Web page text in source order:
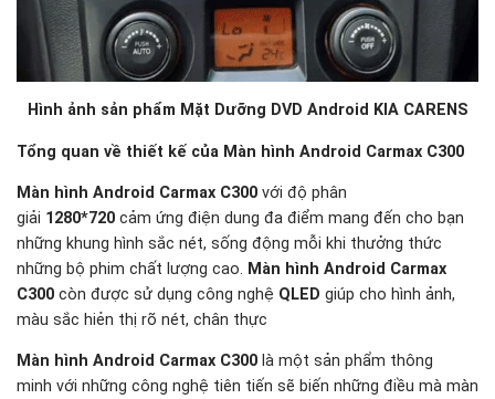
Hình ảnh sản phẩm Mặt Dưỡng DVD Android KIA CARENS
Tổng quan về thiết kế của Màn hình Android Carmax C300
Màn hình Android Carmax C300 với độ phân
giải 1280*720 cảm ứng điện dung đa điểm mang đến cho bạn
những khung hình sắc nét, sống động mỗi khi thưởng thức
những bộ phim chất lượng cao. Màn hình Android Carmax
C300 còn được sử dụng công nghệ QLED giúp cho hình ảnh,
màu sắc hiẻn thị rõ nét, chân thực
Màn hình Android Carmax C300 là một sản phẩm thông
minh với những công nghệ tiên tiến sẽ biến những điều mà màn